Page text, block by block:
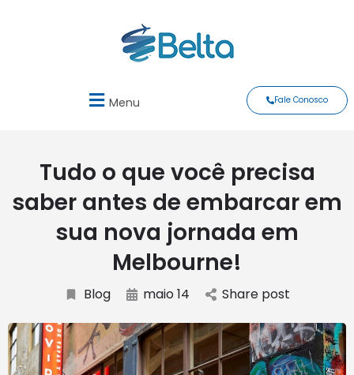
Menu Fale Conosco
Tudo o que você precisa
saber antes de embarcar em
sua nova jornada em
Melbourne!
Blog maio 14 Share post